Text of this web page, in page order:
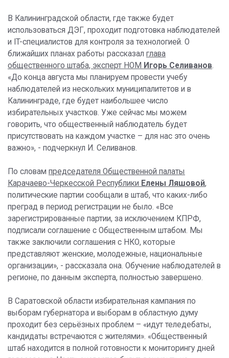
В Калининградской области, где также будет
использоваться ДЭГ, проходит подготовка наблюдателей
и IT-специалистов для контроля за технологией. О
ближайших планах работы рассказал глава
общественного штаба, эксперт НОМ Игорь Селиванов.
«До конца августа мы планируем провести учебу
наблюдателей из нескольких муниципалитетов и в
Калининграде, где будет наибольшее число
избирательных участков. Уже сейчас мы можем
говорить, что общественный наблюдатель будет
присутствовать на каждом участке – для нас это очень
важно», - подчеркнул И. Селиванов.
По словам председателя Общественной палаты
Карачаево-Черкесской Республики Елены Ляшовой,
политические партии сообщали в штаб, что каких-либо
преград в период регистрации не было. «Все
зарегистрированные партии, за исключением КПРФ,
подписали соглашение с Общественным штабом. Мы
также заключили соглашения с НКО, которые
представляют женские, молодежные, национальные
организации», - рассказала она. Обучение наблюдателей в
регионе, по данным эксперта, полностью завершено.
В Саратовской области избирательная кампания по
выборам губернатора и выборам в областную думу
проходит без серьёзных проблем – «идут теледебаты,
кандидаты встречаются с жителями». «Общественный
штаб находится в полной готовности к мониторингу дней